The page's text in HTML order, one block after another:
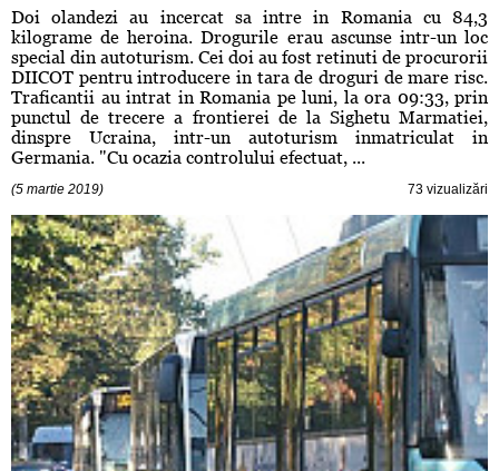
Doi olandezi au incercat sa intre in Romania cu 84,3
kilograme de heroina. Drogurile erau ascunse intr-un loc
special din autoturism. Cei doi au fost retinuti de procurorii
DIICOT pentru introducere in tara de droguri de mare risc.
Traficantii au intrat in Romania pe luni, la ora 09:33, prin
punctul de trecere a frontierei de la Sighetu Marmatiei,
dinspre Ucraina, intr-un autoturism inmatriculat in
Germania. "Cu ocazia controlului efectuat, ...
(5 martie 2019) 73 vizualizări